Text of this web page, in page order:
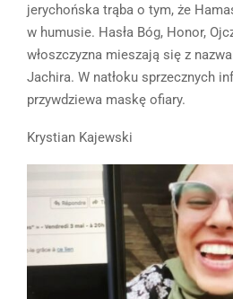
jerychońska trąba o tym, że
w humusie. Hasła Bóg, Honor,
włoszczyzna mieszają się z
Jachira. W natłoku sprzecznych
przywdziewa maskę ofiary.
Krystian Kajewski